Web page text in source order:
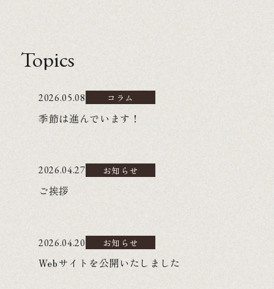
Topics
2026.05.08 コラム
季節は進んでいます！
2026.04.27 お知らせ
ご挨拶
2026.04.20 お知らせ
Webサイトを公開いたしました